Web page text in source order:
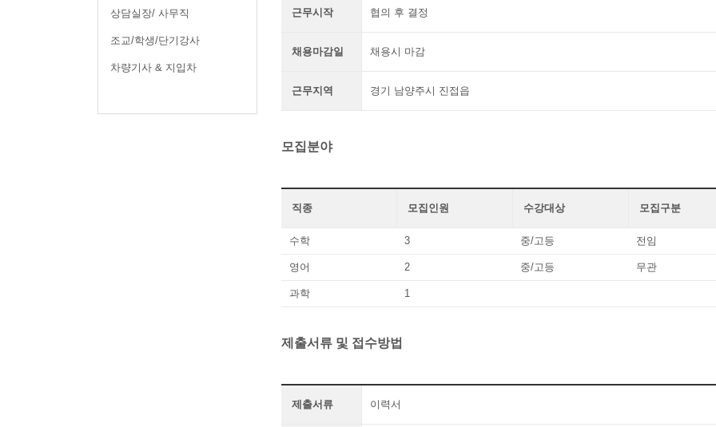
상담실장/ 사무직
조교/학생/단기강사
차량기사 & 지입차
근무시작 협의 후 결정
채용마감일 채용시 마감
근무지역 경기 남양주시 진접읍
모집분야
직종 모집인원 수강대상 모집구분
수학 3 중/고등 전임
영어 2 중/고등 무관
과학 1
제출서류 및 접수방법
제출서류 이력서